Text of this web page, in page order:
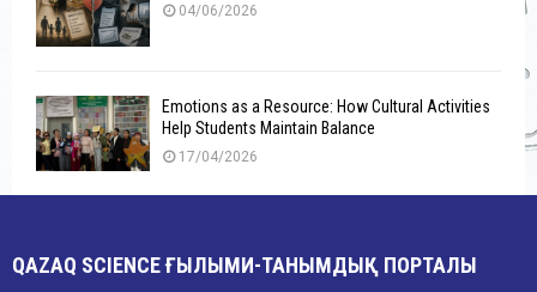
04/06/2026
Emotions as a Resource: How Cultural Activities
Help Students Maintain Balance
17/04/2026
QAZAQ SCIENCE ҒЫЛЫМИ-ТАНЫМДЫҚ ПОРТАЛЫ